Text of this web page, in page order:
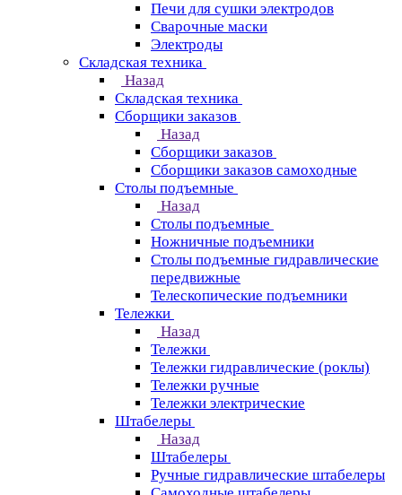
Печи для сушки электродов
Сварочные маски
Электроды
Складская техника
Назад
Складская техника
Сборщики заказов
Назад
Сборщики заказов
Сборщики заказов самоходные
Столы подъемные
Назад
Столы подъемные
Ножничные подъемники
Столы подъемные гидравлические
передвижные
Телескопические подъемники
Тележки
Назад
Тележки
Тележки гидравлические (роклы)
Тележки ручные
Тележки электрические
Штабелеры
Назад
Штабелеры
Ручные гидравлические штабелеры